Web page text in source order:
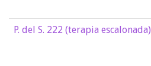
P. del S. 222 (terapia escalonada)